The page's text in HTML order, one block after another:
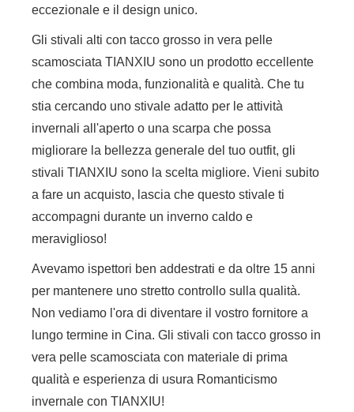
eccezionale e il design unico.
Gli stivali alti con tacco grosso in vera pelle
scamosciata TIANXIU sono un prodotto eccellente
che combina moda, funzionalità e qualità. Che tu
stia cercando uno stivale adatto per le attività
invernali all'aperto o una scarpa che possa
migliorare la bellezza generale del tuo outfit, gli
stivali TIANXIU sono la scelta migliore. Vieni subito
a fare un acquisto, lascia che questo stivale ti
accompagni durante un inverno caldo e
meraviglioso!
Avevamo ispettori ben addestrati e da oltre 15 anni
per mantenere uno stretto controllo sulla qualità.
Non vediamo l'ora di diventare il vostro fornitore a
lungo termine in Cina. Gli stivali con tacco grosso in
vera pelle scamosciata con materiale di prima
qualità e esperienza di usura Romanticismo
invernale con TIANXIU!